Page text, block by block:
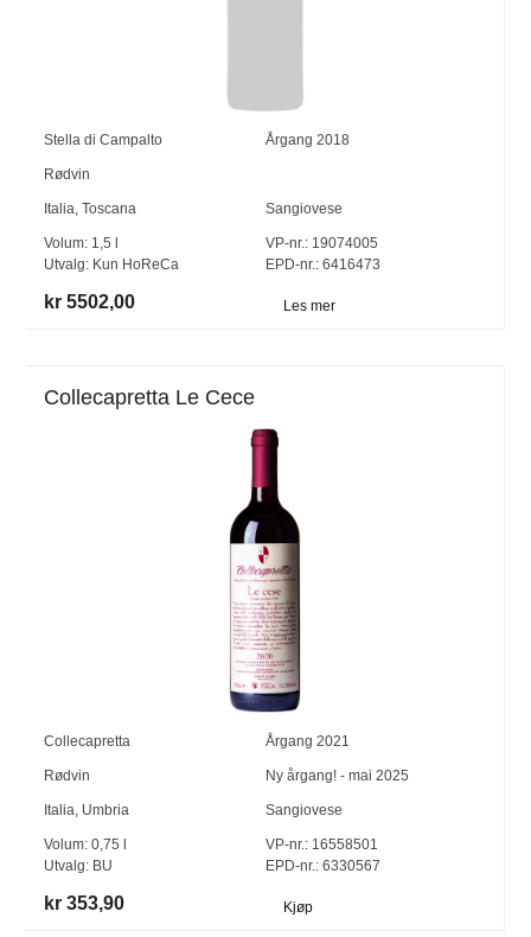
Stella di Campalto Årgang 2018
Rødvin
Italia,Toscana Sangiovese
Volum: 1,5
Utvalg: Kun HoReCa
VP-nr.:19074005
EPD-nr.: 6416473
kr 5502,00 Les mer
Collecapretta Le Cece
Collecapretta Årgang 2021
Rødvin Ny årgang! - mai 2025
Italia, Umbria Sangiovese
Volum:0,75
Utvalg: BU
VP-nr.:16558501
EPD-nr.: 6330567
kr 353,90 Kjøp